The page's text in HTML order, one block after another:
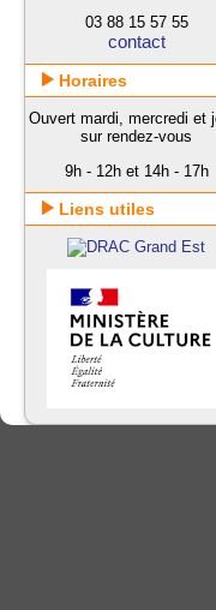
03 88 15 57 55
contact
Horaires
Ouvert mardi, mercredi et
sur rendez-vous
9h - 12h et 14h - 17h
Liens utiles